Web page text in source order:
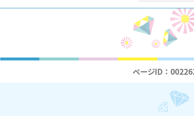
ページID：